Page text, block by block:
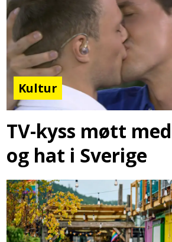
Kultur
TV-kyss møtt
og hat i Sverige